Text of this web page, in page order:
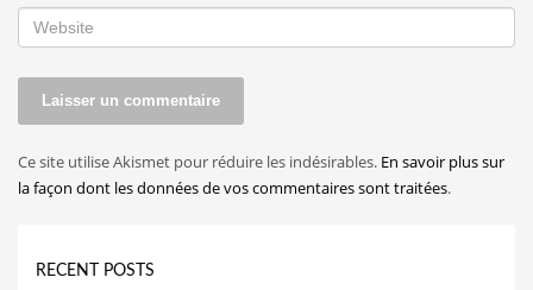
Ce site utilise Akismet pour réduire les indésirables. En savoir plus sur
la façon dont les données de vos commentaires sont traitées.
RECENT POSTS